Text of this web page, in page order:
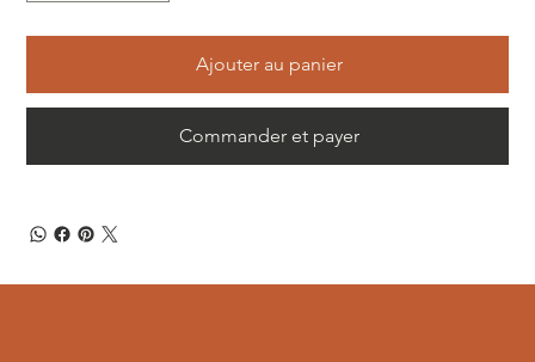
Ajouter au panier
Commander et payer